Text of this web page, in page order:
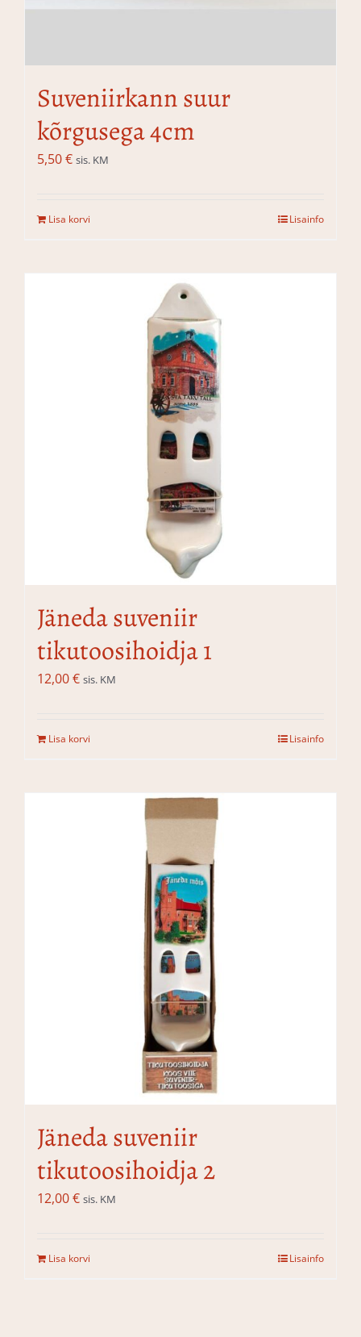
Suveniirkann suur
kõrgusega 4cm
5,50€ sis. KM
Lisa korvi Lisainfo
Jäneda suveniir
tikutoosihoidja 1
12,00€ sis. KM
Lisa korvi Lisainfo
Jäneda suveniir
tikutoosihoidja 2
12,00€ sis. KM
Lisa korvi Lisainfo